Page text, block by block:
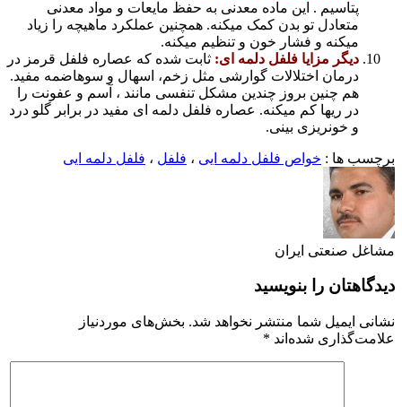
پتاسیم . این ماده معدنی به حفظ مایعات و مواد معدنی
متعادل تو بدن کمک میکنه. همچنین عملکرد ماهیچه را زیاد
میکنه و فشار خون و تنظیم میکنه.
دیگر مزایا فلفل دلمه ای: ثابت شده که عصاره فلفل قرمز در
درمان اختلالات گوارشی مثل زخم، اسهال و سوهاضمه مفید.
هم چنین بروز چندین مشکل تنفسی مانند ، آسم و عفونت را
در ریها کم میکنه. عصاره فلفل دلمه ای مفید در برابر گلو درد
و خونریزی بینی.
برچسب ها : خواص فلفل دلمه ایی ، فلفل ، فلفل دلمه ایی
مشاغل صنعتی ایران
دیدگاهتان را بنویسید
نشانی ایمیل شما منتشر نخواهد شد. بخش‌های موردنیاز
علامت‌گذاری شده‌اند *